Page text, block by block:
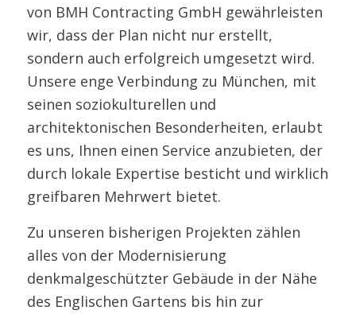
von BMH Contracting GmbH gewährleisten
wir, dass der Plan nicht nur erstellt,
sondern auch erfolgreich umgesetzt wird.
Unsere enge Verbindung zu München, mit
seinen soziokulturellen und
architektonischen Besonderheiten, erlaubt
es uns, Ihnen einen Service anzubieten, der
durch lokale Expertise besticht und wirklich
greifbaren Mehrwert bietet.
Zu unseren bisherigen Projekten zählen
alles von der Modernisierung
denkmalgeschützter Gebäude in der Nähe
des Englischen Gartens bis hin zur